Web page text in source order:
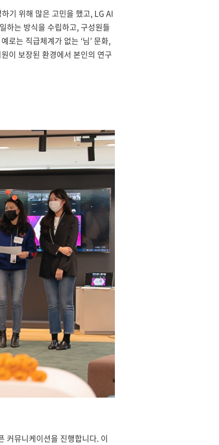
기 위해 많은 고민을 했고, LG AI
하는 방식을 수립하고, 구성원들
로는 직급체계가 없는 ‘님’ 문화,
이 보장된 환경에서 본인의 연구
커뮤니케이션을 진행합니다. 이